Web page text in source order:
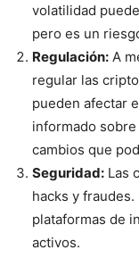
volatilidad
pero es un
Regulación: A
regular las
pueden afectar
informado
cambios que
Seguridad: Las
hacks y
plataformas de
activos.